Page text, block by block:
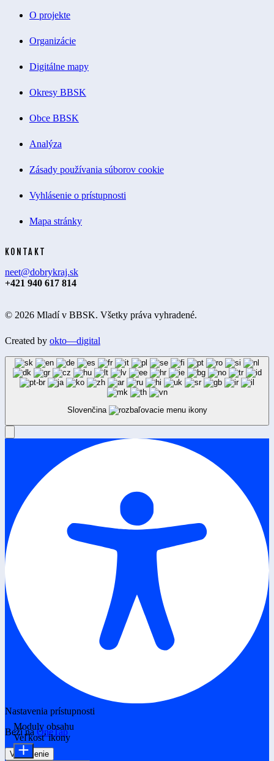
O projekte
Organizácie
Digitálne mapy
Okresy BBSK
Obce BBSK
Analýza
Zásady používania súborov cookie
Vyhlásenie o prístupnosti
Mapa stránky
KONTAKT
neet@dobrykraj.sk
+421 940 617 814
© 2026 Mladí v BBSK. Všetky práva vyhradené.
Created by okto—digital
Slovenčina
Nastavenia prístupnosti
Beží naOneTap
Vyhlásenie
Moduly obsahu
Veľkosť ikony